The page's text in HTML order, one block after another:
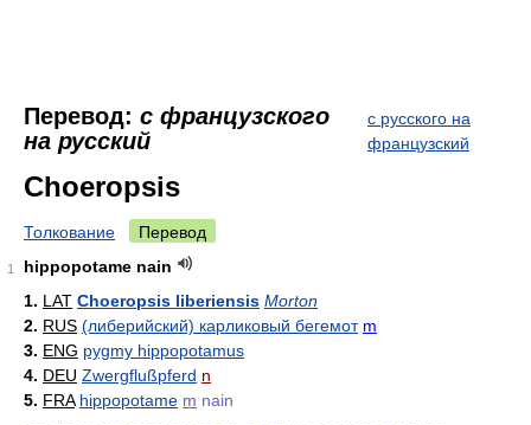
Перевод: с французского
на русский
с русского на
французский
Choeropsis
Толкование Перевод
1
hippopotame nain
1. LAT Choeropsis liberiensis Morton
2. RUS (либерийский) карликовый бегемот m
3. ENG pygmy hippopotamus
4. DEU Zwergflußpferd n
5. FRA hippopotame m nain